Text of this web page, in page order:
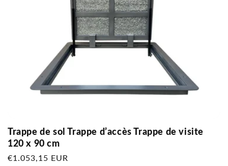
Trappe de sol Trappe d’accès Trappe de visite
120 x 90 cm
Prix
€1.053,15 EUR